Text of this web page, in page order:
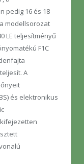
pedig 16 és 18
modellsorozat
LE teljesítményű
F1C
A
és elektronikus
kifejezetten